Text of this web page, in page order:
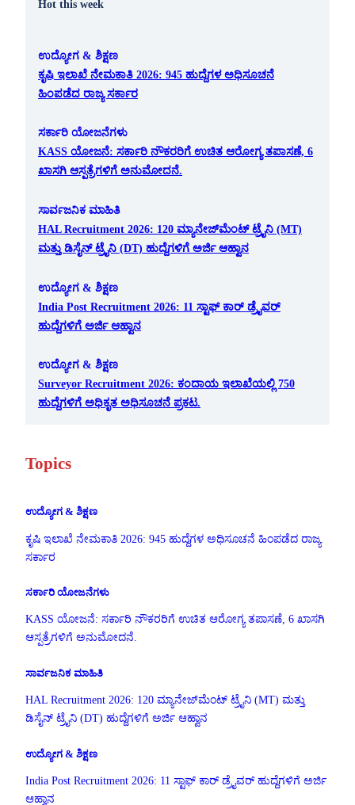
Hot this week
ಉದ್ಯೋಗ & ಶಿಕ್ಷಣ
ಕೃಷಿ ಇಲಾಖೆ ನೇಮಕಾತಿ 2026: 945 ಹುದ್ದೆಗಳ ಅಧಿಸೂಚನೆ
ಹಿಂಪಡೆದ ರಾಜ್ಯ ಸರ್ಕಾರ
ಸರ್ಕಾರಿ ಯೋಜನೆಗಳು
KASS ಯೋಜನೆ: ಸರ್ಕಾರಿ ನೌಕರರಿಗೆ ಉಚಿತ ಆರೋಗ್ಯ ತಪಾಸಣೆ, 6
ಖಾಸಗಿ ಆಸ್ಪತ್ರೆಗಳಿಗೆ ಅನುಮೋದನೆ.
ಸಾರ್ವಜನಿಕ ಮಾಹಿತಿ
HAL Recruitment 2026: 120 ಮ್ಯಾನೇಜ್‌ಮೆಂಟ್ ಟ್ರೈನಿ (MT)
ಮತ್ತು ಡಿಸೈನ್ ಟ್ರೈನಿ (DT) ಹುದ್ದೆಗಳಿಗೆ ಅರ್ಜಿ ಆಹ್ವಾನ
ಉದ್ಯೋಗ & ಶಿಕ್ಷಣ
India Post Recruitment 2026: 11 ಸ್ಟಾಫ್ ಕಾರ್ ಡ್ರೈವರ್
ಹುದ್ದೆಗಳಿಗೆ ಅರ್ಜಿ ಆಹ್ವಾನ
ಉದ್ಯೋಗ & ಶಿಕ್ಷಣ
Surveyor Recruitment 2026: ಕಂದಾಯ ಇಲಾಖೆಯಲ್ಲಿ 750
ಹುದ್ದೆಗಳಿಗೆ ಅಧಿಕೃತ ಅಧಿಸೂಚನೆ ಪ್ರಕಟ.
Topics
ಉದ್ಯೋಗ & ಶಿಕ್ಷಣ
ಕೃಷಿ ಇಲಾಖೆ ನೇಮಕಾತಿ 2026: 945 ಹುದ್ದೆಗಳ ಅಧಿಸೂಚನೆ ಹಿಂಪಡೆದ ರಾಜ್ಯ
ಸರ್ಕಾರ
ಸರ್ಕಾರಿ ಯೋಜನೆಗಳು
KASS ಯೋಜನೆ: ಸರ್ಕಾರಿ ನೌಕರರಿಗೆ ಉಚಿತ ಆರೋಗ್ಯ ತಪಾಸಣೆ, 6 ಖಾಸಗಿ
ಆಸ್ಪತ್ರೆಗಳಿಗೆ ಅನುಮೋದನೆ.
ಸಾರ್ವಜನಿಕ ಮಾಹಿತಿ
HAL Recruitment 2026: 120 ಮ್ಯಾನೇಜ್‌ಮೆಂಟ್ ಟ್ರೈನಿ (MT) ಮತ್ತು
ಡಿಸೈನ್ ಟ್ರೈನಿ (DT) ಹುದ್ದೆಗಳಿಗೆ ಅರ್ಜಿ ಆಹ್ವಾನ
ಉದ್ಯೋಗ & ಶಿಕ್ಷಣ
India Post Recruitment 2026: 11 ಸ್ಟಾಫ್ ಕಾರ್ ಡ್ರೈವರ್ ಹುದ್ದೆಗಳಿಗೆ ಅರ್ಜಿ
ಆಹ್ವಾನ